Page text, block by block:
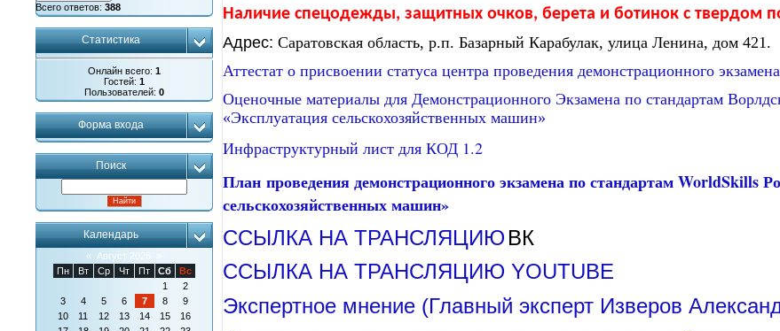
Всего ответов: 388
Статистика
Онлайн всего: 1
Гостей: 1
Пользователей: 0
Форма входа
Поиск
Календарь
« Август 2026
Пн
Вт Ср Чт Пт Сб
Вс
1
2
3
4 5 6 7 8
9
10
11 12 13 14 15
16
Наличие спецодежды, защитных очков, берета и ботинок с
Адрес: Саратовская область, р.п. Базарный Карабулак, улица Ленина, дом 421.
Аттестат о присвоении статуса центра проведения демонстрационного
Оценочные материалы для Демонстрационного Экзамена по стандартам
«Эксплуатация сельскохозяйственных машин»
Инфраструктурный лист для КОД 1.2
План проведения демонстрационного экзамена по стандартамWorldSkills
сельскохозяйственных машин»
ССЫЛКА НА ТРАНСЛЯЦИЮ ВК
ССЫЛКА НА ТРАНСЛЯЦИЮ YOUTUBE
Экспертное мнение (Главный эксперт Изверов